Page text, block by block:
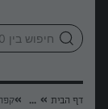
דף הבית »
...
»קפה ו…. 3